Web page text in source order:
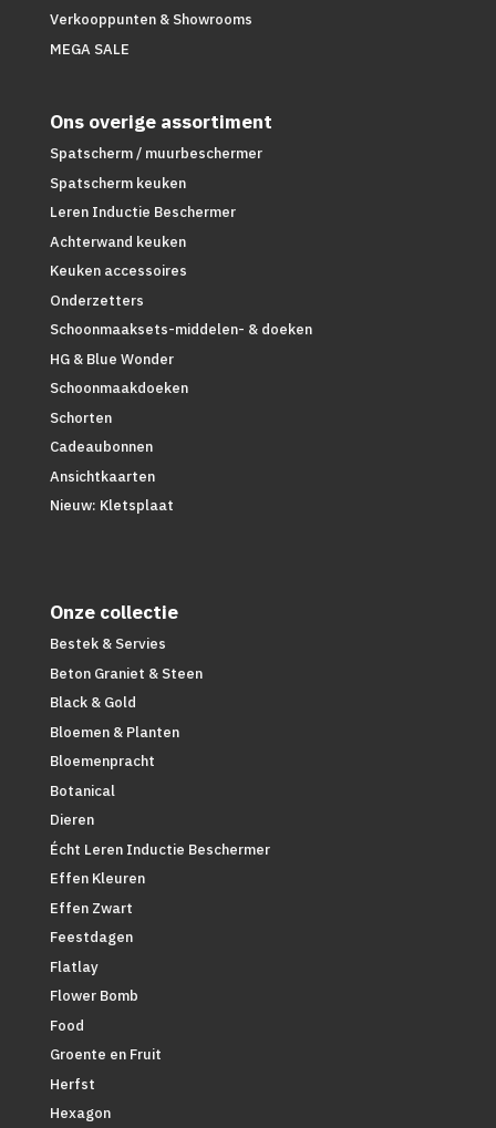
Verkooppunten & Showrooms
MEGA SALE
Ons overige assortiment
Spatscherm / muurbeschermer
Spatscherm keuken
Leren Inductie Beschermer
Achterwand keuken
Keuken accessoires
Onderzetters
Schoonmaaksets-middelen- & doeken
HG & Blue Wonder
Schoonmaakdoeken
Schorten
Cadeaubonnen
Ansichtkaarten
Nieuw: Kletsplaat
Onze collectie
Bestek & Servies
Beton Graniet & Steen
Black & Gold
Bloemen & Planten
Bloemenpracht
Botanical
Dieren
Écht Leren Inductie Beschermer
Effen Kleuren
Effen Zwart
Feestdagen
Flatlay
Flower Bomb
Food
Groente en Fruit
Herfst
Hexagon